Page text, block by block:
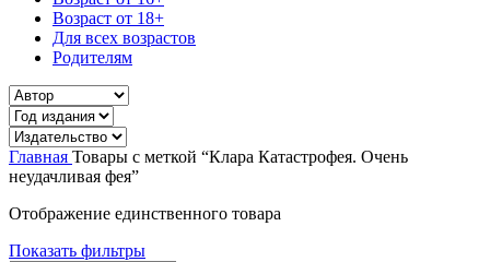
Возраст от 18+
Для всех возрастов
Родителям
Главная Товары с меткой “Клара Катастрофея. Очень
неудачливая фея”
Отображение единственного товара
Показать фильтры